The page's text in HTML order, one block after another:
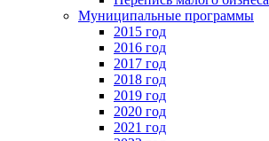
Муниципальные программы
2015 год
2016 год
2017 год
2018 год
2019 год
2020 год
2021 год